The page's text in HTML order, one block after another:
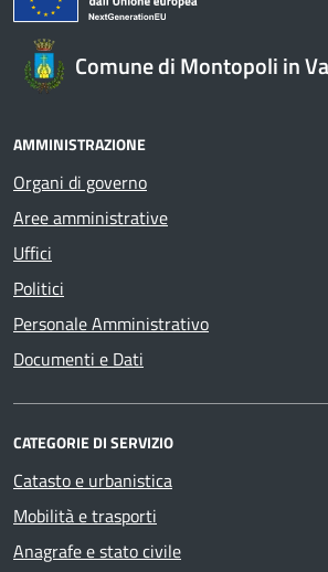
Comune di Montopoli in
AMMINISTRAZIONE
Organi di governo
Aree amministrative
Uffici
Politici
Personale Amministrativo
Documenti e Dati
CATEGORIE DI SERVIZIO
Catasto e urbanistica
Mobilità e trasporti
Anagrafe e stato civile